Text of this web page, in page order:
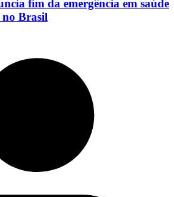
fim da emergência em saúde
Brasil